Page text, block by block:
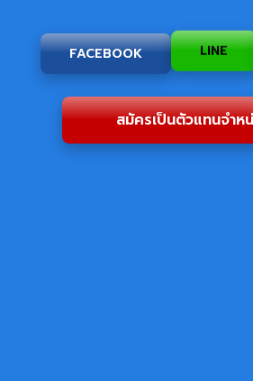
FACEBOOK LINE
สมัครเป็นตัวแทนจำห